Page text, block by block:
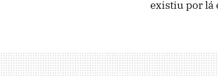
existiu por lá